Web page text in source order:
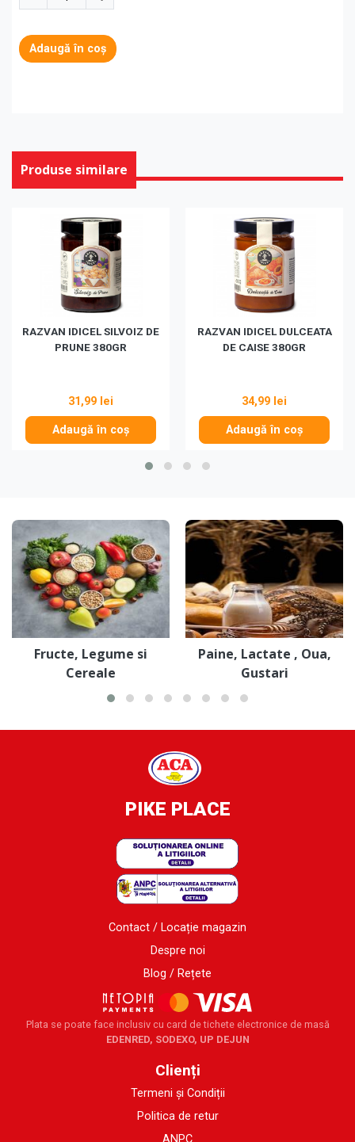
Adaugă în coș
Produse similare
RAZVAN IDICEL SILVOIZ DE
PRUNE 380GR
31,99 lei
Adaugă în coș
RAZVAN IDICEL DULCEATA
DE CAISE 380GR
34,99 lei
Adaugă în coș
Fructe, Legume si
Cereale
Paine, Lactate , Oua,
Gustari
PIKE PLACE
Contact / Locație magazin
Despre noi
Blog / Rețete
Plata se poate face inclusiv cu card de tichete electronice de masă
EDENRED, SODEXO, UP DEJUN
Clienți
Termeni și Condiții
Politica de retur